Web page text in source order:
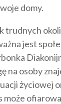
domy.
trudnych
jest
na osoby
życiowej
może